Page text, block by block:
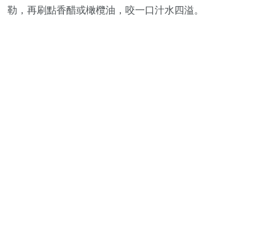
勒，再刷點香醋或橄欖油，咬一口汁水四溢。